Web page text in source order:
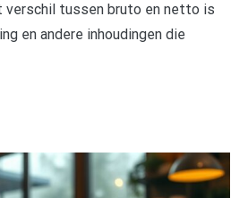
verschil tussen bruto en netto is
en andere inhoudingen die